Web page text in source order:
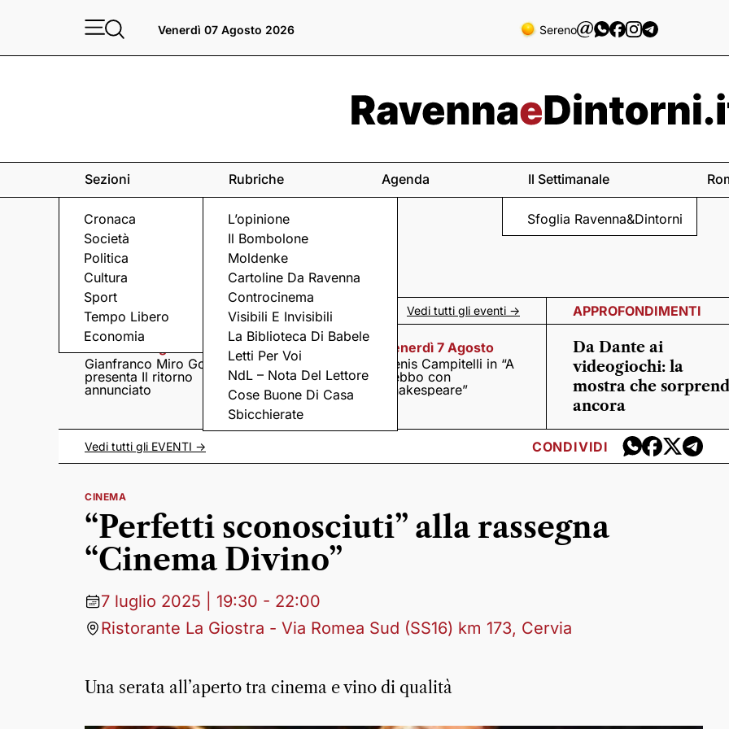
Venerdì 07 Agosto 2026 Sereno
Sezioni
Cronaca
Società
Politica
Cultura
Sport
Tempo Libero
Economia
Rubriche
L’opinione
Il Bombolone
Moldenke
Cartoline Da Ravenna
Controcinema
Visibili E Invisibili
La Biblioteca Di Babele
Letti Per Voi
NdL – Nota Del Lettore
Cose Buone Di Casa
Sbicchierate
Agenda Il Settimanale
Sfoglia Ravenna&Dintorni
Eventi a Ravenna e dintorni Vedi tutti gli eventi ->
Gianfranco Miro Gori
presenta Il ritorno
annunciato
Venerdì 7 Agosto
I Fine Before You
Came tornano con il
disco “C’è ancora
amore”
Venerdì 7 Agosto
Denis Campitelli in “A
trebbo con
Shakespeare”
APPROFONDIMENTI
Da Dante ai
videogiochi: la
mostra che
ancora
Vedi tutti gli EVENTI -> CONDIVIDI
CINEMA
“Perfetti sconosciuti” alla rassegna
“Cinema Divino”
7 luglio 2025 | 19:30 - 22:00
Ristorante La Giostra - Via Romea Sud (SS16) km 173, Cervia
Una serata all’aperto tra cinema e vino di qualità